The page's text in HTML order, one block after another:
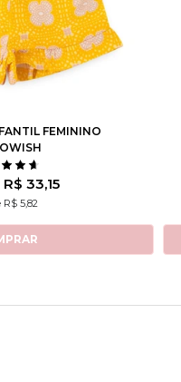
FEMININO
R$ 33,15
R$ 5,82